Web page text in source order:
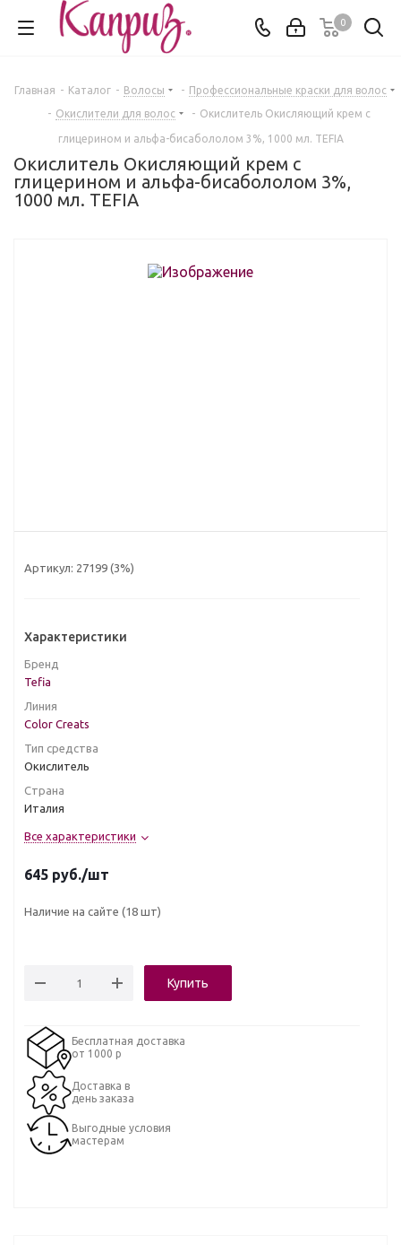
0
Главная - Каталог - Волосы - Профессиональные краски для волос
- Окислители для волос - Окислитель Окисляющий крем с
глицерином и альфа-бисабололом 3%, 1000 мл. TEFIA
Окислитель Окисляющий крем с
глицерином и альфа-бисабололом 3%,
1000 мл. TEFIA
Артикул: 27199 (3%)
Характеристики
Бренд
Tefia
Линия
Color Creats
Тип средства
Окислитель
Страна
Италия
Все характеристики
645 руб./шт
Наличие на сайте (18 шт)
Купить
Бесплатная доставка
от 1000 р
Доставка в
день заказа
Выгодные условия
мастерам